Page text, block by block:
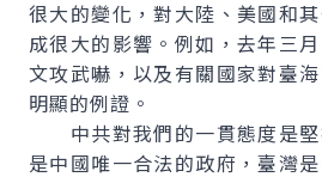
很大的變化，對大陸、美國和
成很大的影響。例如，去年三
文攻武嚇，以及有關國家對臺
明顯的例證。
中共對我們的一貫態度是堅
是中國唯一合法的政府，臺灣